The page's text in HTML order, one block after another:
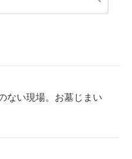
ない現場。お墓じまい